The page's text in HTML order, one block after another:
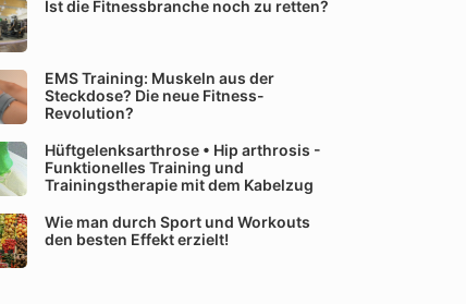
Ist die Fitnessbranche noch zu retten?
EMS Training: Muskeln aus der
Steckdose? Die neue Fitness-
Revolution?
Hüftgelenksarthrose • Hip arthrosis -
Funktionelles Training und
Trainingstherapie mit dem Kabelzug
Wie man durch Sport und Workouts
den besten Effekt erzielt!